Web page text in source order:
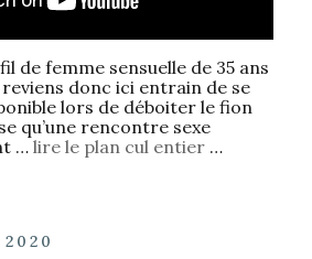
de femme sensuelle de 35 ans
reviens donc ici entrain de se
lors de déboiter le fion
qu’une rencontre sexe
… lire le plan cul entier …
2020